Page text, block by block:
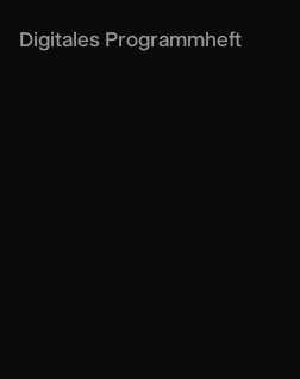
Digitales Programmheft